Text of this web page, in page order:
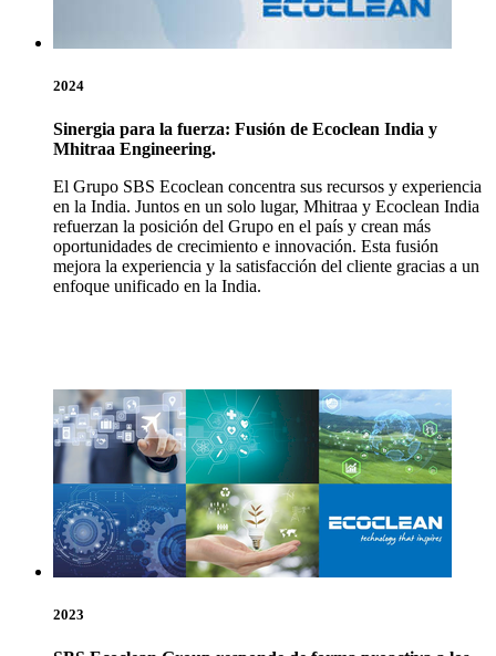
2024
Sinergia para la fuerza: Fusión de Ecoclean India y
Mhitraa Engineering.
El Grupo SBS Ecoclean concentra sus recursos y experiencia
en la India. Juntos en un solo lugar, Mhitraa y Ecoclean India
refuerzan la posición del Grupo en el país y crean más
oportunidades de crecimiento e innovación. Esta fusión
mejora la experiencia y la satisfacción del cliente gracias a un
enfoque unificado en la India.
2023